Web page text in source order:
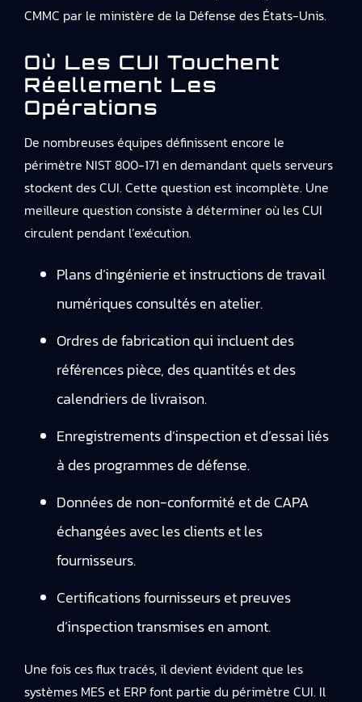
CMMC par le ministère de la Défense des États-Unis.
Où Les CUI Touchent
Réellement Les
Opérations
De nombreuses équipes définissent encore le
périmètre NIST 800-171 en demandant quels serveurs
stockent des CUI. Cette question est incomplète. Une
meilleure question consiste à déterminer où les CUI
circulent pendant l’exécution.
Plans d’ingénierie et instructions de travail
numériques consultés en atelier.
Ordres de fabrication qui incluent des
références pièce, des quantités et des
calendriers de livraison.
Enregistrements d’inspection et d’essai liés
à des programmes de défense.
Données de non-conformité et de CAPA
échangées avec les clients et les
fournisseurs.
Certifications fournisseurs et preuves
d’inspection transmises en amont.
Une fois ces flux tracés, il devient évident que les
systèmes MES et ERP font partie du périmètre CUI. Il